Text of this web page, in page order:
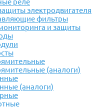
электродвигателя
фильтры
и защиты
(аналоги)
(аналоги)